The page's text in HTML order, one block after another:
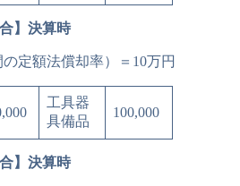
】決算時
定額法償却率）＝10万円
工具器
具備品
100,000
】決算時